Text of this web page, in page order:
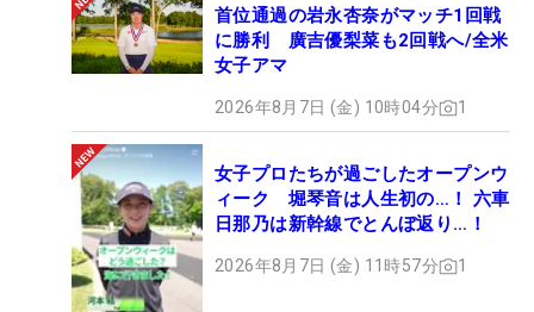
首位通過の岩永杏奈がマッチ1回戦
に勝利 廣吉優梨菜も2回戦へ/全米
女子アマ
2026年8月7日 (金) 10時04分 1
女子プロたちが過ごしたオープンウ
ィーク 堀琴音は人生初の…！ 六車
日那乃は新幹線でとんぼ返り…！
2026年8月7日 (金) 11時57分 1